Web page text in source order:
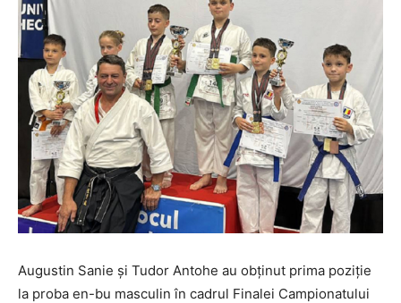
Augustin Sanie și Tudor Antohe au obținut prima poziție
la proba en-bu masculin în cadrul Finalei Campionatului